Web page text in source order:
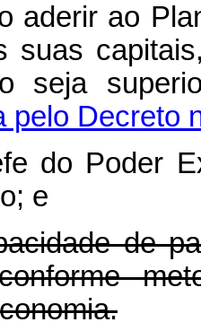
aderir ao
suas
seja
pelo Decreto
do Poder
e
de